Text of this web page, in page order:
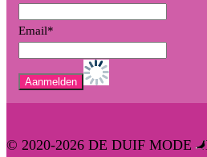
Email*
© 2020-2026 DE DUIF MODE